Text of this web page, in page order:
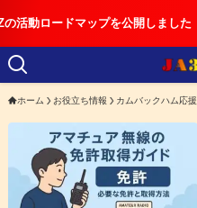
ップを公開しました
ホーム お役立ち情報 カムバックハム応援